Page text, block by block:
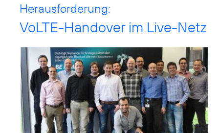
Herausforderung:
VoLTE-Handover im Live-Netz